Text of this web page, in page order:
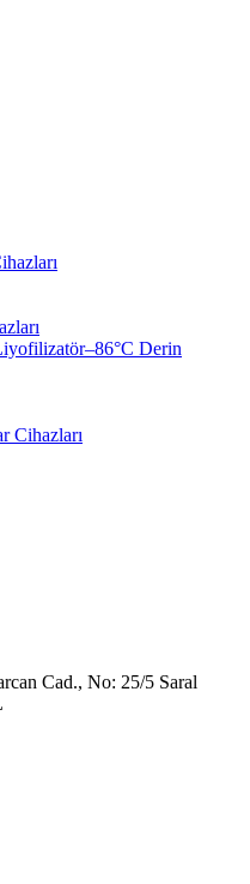
Derin
Cihazları
Cad., No: 25/5 Saral